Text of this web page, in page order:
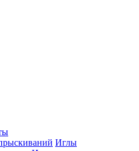
Иглы